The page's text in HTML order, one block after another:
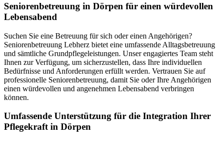
Senioren­betreuung in Dörpen für einen würdevollen
Lebensabend
Suchen Sie eine Betreuung für sich oder einen Angehörigen?
Seniorenbetreuung Lebherz bietet eine umfassende Alltagsbetreuung
und sämtliche Grundpflegeleistungen. Unser engagiertes Team steht
Ihnen zur Verfügung, um sicherzustellen, dass Ihre individuellen
Bedürfnisse und Anforderungen erfüllt werden. Vertrauen Sie auf
professionelle Seniorenbetreuung, damit Sie oder Ihre Angehörigen
einen würdevollen und angenehmen Lebensabend verbringen
können.
Umfassende Unterstützung für die Integration Ihrer
Pflegekraft in Dörpen